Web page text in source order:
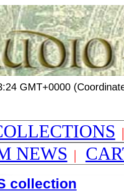
GMT+0000
|
NEWS |
collection